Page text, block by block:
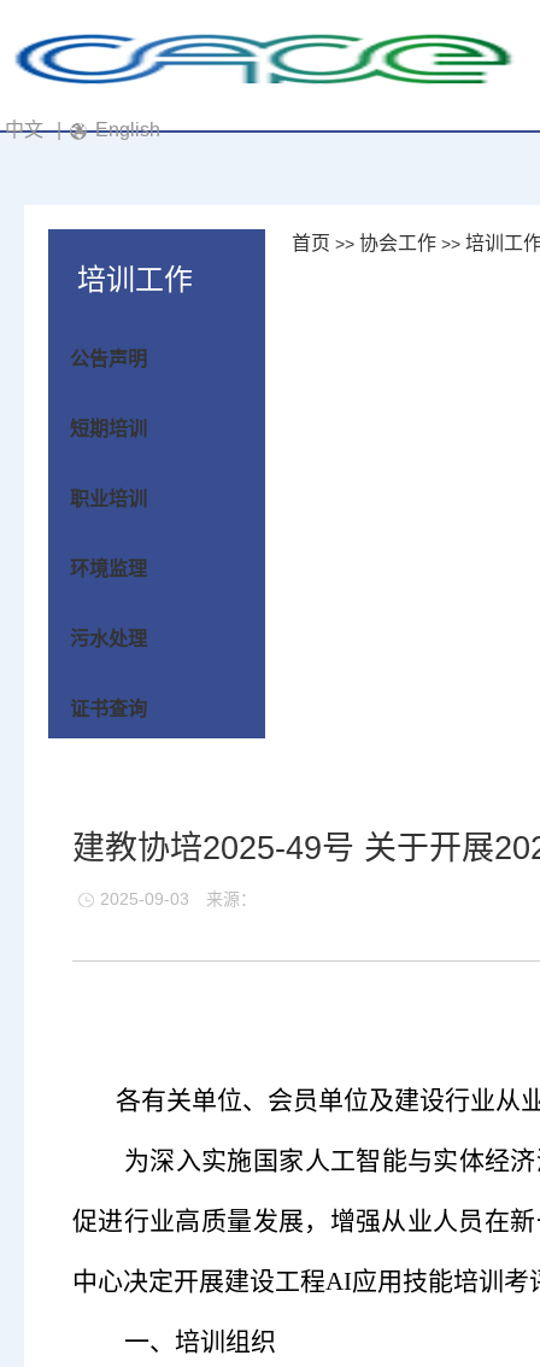
中文 | English
培训工作
公告声明
短期培训
职业培训
环境监理
污水处理
证书查询
首页 >> 协会工作>> 培训工
建教协培2025-49号 关于开展
2025-09-03 来源：
各有关单位、会员单位及建设行业从
为深入实施国家人工智能与实体经
促进行业高质量发展，增强从业人员在
中心决定开展建设工程AI应用技能培训考
一、培训组织